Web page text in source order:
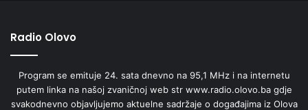
Radio Olovo
Program se emituje 24. sata dnevno na 95,1 MHz i na internetu
putem linka na našoj zvaničnoj web str www.radio.olovo.ba gdje
svakodnevno objavljujemo aktuelne sadržaje o događajima iz Olova